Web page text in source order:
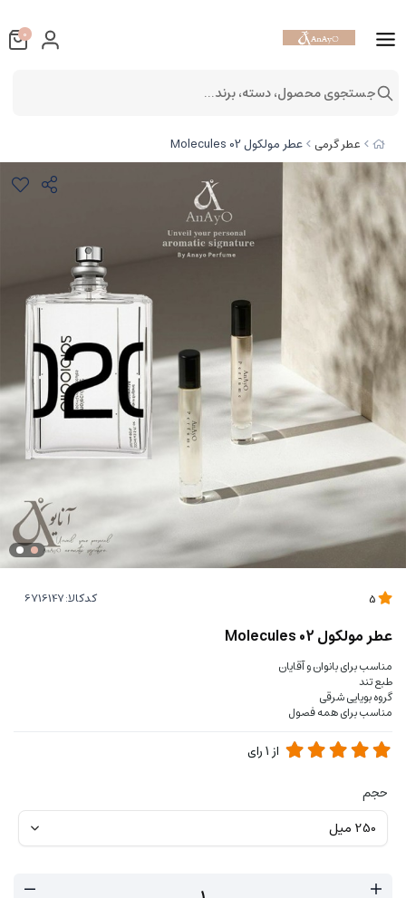
عطر گرمی عطر مولکول 02 Molecules
کدکالا:
عطر مولکول 02 Molecules
مناسب برای بانوان و آقایان
طبع تند
گروه بویایی شرقی
مناسب برای همه فصول
از 1رای
حجم
0
جستجوی محصول، دسته، برند...